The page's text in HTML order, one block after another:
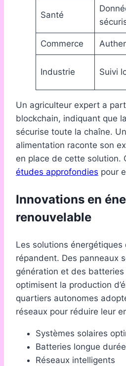
Santé
Commerce
Industrie Suivi
Un agriculteur expert a
blockchain, indiquant que
sécurise toute la chaîne.
alimentation raconte son
en place de cette solution.
études approfondies pour
Innovations en
renouvelable
Les solutions énergétiques
répandent. Des panneaux
génération et des batteries
optimisent la production
quartiers autonomes
réseaux pour réduire leur
Systèmes solaires
Batteries longue durée
Réseaux intelligents